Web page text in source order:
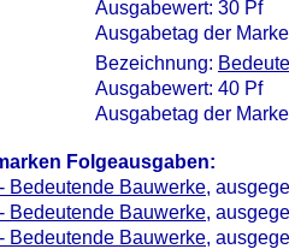
Ausgabewert: 30 Pf
Ausgabetag der
Bezeichnung:
Ausgabewert: 40 Pf
Ausgabetag der
Folgeausgaben:
Bedeutende Bauwerke,
Bedeutende Bauwerke,
Bedeutende Bauwerke,